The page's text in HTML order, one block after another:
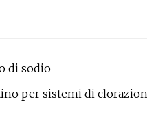
di sodio
per sistemi di